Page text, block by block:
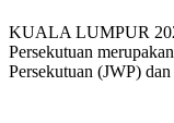
KUALA LUMPUR
Persekutuan
Persekutuan (JWP)